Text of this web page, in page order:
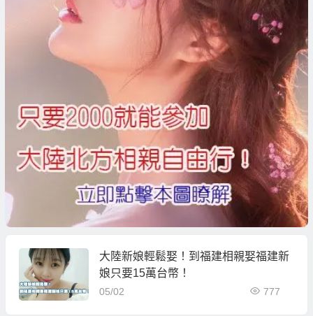
大陸新娘輕鬆娶！到福建相親娶福建新
娘只要15萬台幣！
05/02 777